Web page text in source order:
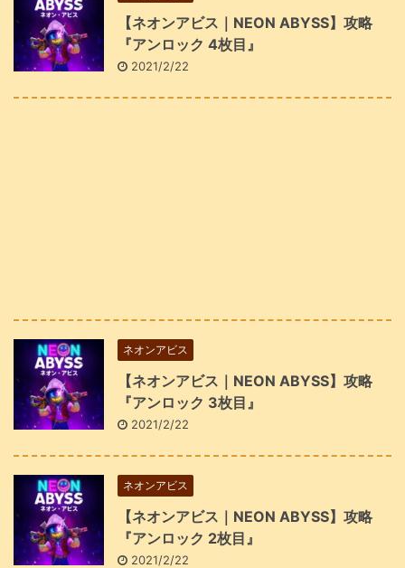
【ネオンアビス｜NEON ABYSS】攻略
『アンロック 4枚目』
2021/2/22
ネオンアビス
【ネオンアビス｜NEON ABYSS】攻略
『アンロック 3枚目』
2021/2/22
ネオンアビス
【ネオンアビス｜NEON ABYSS】攻略
『アンロック 2枚目』
2021/2/22